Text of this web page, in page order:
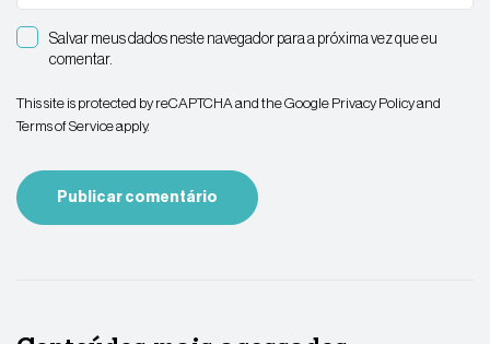
Salvar meus dados neste navegador para a próxima vez que eu
comentar.
This site is protected by reCAPTCHA and the Google Privacy Policyand
Terms of Serviceapply.